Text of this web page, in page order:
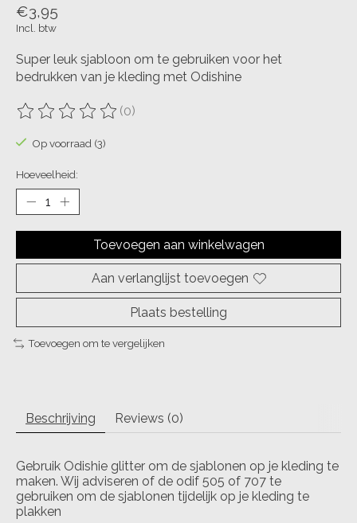
€3,95
Incl. btw
Super leuk sjabloon om te gebruiken voor het
bedrukken van je kleding met Odishine
De beoordeling van dit product is
(0)
Op voorraad (3)
Hoeveelheid:
Toevoegen aan winkelwagen
Aan verlanglijst toevoegen
Plaats bestelling
Toevoegen om te vergelijken
Beschrijving Reviews (0)
Gebruik Odishie glitter om de sjablonen op je kleding te
maken. Wij adviseren of de odif 505 of 707 te
gebruiken om de sjablonen tijdelijk op je kleding te
plakken